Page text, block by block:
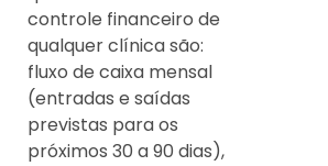
controle financeiro de
qualquer clínica são:
fluxo de caixa mensal
(entradas e saídas
previstas para os
próximos 30 a 90 dias),